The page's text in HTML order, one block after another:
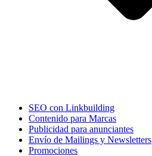
SEO con Linkbuilding
Contenido para Marcas
Publicidad para anunciantes
Envío de Mailings y Newsletters
Promociones